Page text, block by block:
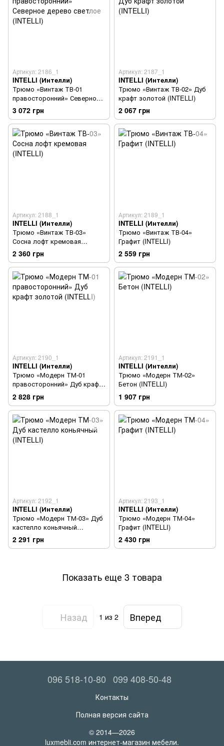
Артикул: 2186_1
INTELLI (Интелли)
Трюмо «Винтаж ТВ-01
правосторонний» Северное
дерево светлое (INTELLI)
3 072 грн
Артикул: 2187_1
INTELLI (Интелли)
Трюмо «Винтаж ТВ-02» Дуб
крафт золотой (INTELLI)
2 067 грн
Артикул: 2188_1
INTELLI (Интелли)
Трюмо «Винтаж ТВ-03»
Сосна лофт кремовая
(INTELLI)
2 360 грн
Артикул: 2189_1
INTELLI (Интелли)
Трюмо «Винтаж ТВ-04»
Графит (INTELLI)
2 559 грн
Артикул: 2190_1
INTELLI (Интелли)
Трюмо «Модерн ТМ-01
правосторонний» Дуб крафт
золотой (INTELLI)
2 828 грн
Артикул: 2191_1
INTELLI (Интелли)
Трюмо «Модерн ТМ-02»
Бетон (INTELLI)
1 907 грн
Артикул: 2192_1
INTELLI (Интелли)
Трюмо «Модерн ТМ-03» Дуб
кастелло коньячный
(INTELLI)
2 291 грн
Артикул: 2193_1
INTELLI (Интелли)
Трюмо «Модерн ТМ-04»
Графит (INTELLI)
2 430 грн
Показать еще 3 товара
Назад 1 из 2 Вперед
096 518-10-80 099 408-50-48
Контакты
Полная версия сайта
© 2014—2026
luxmebli.com интернет-магазин мебели.